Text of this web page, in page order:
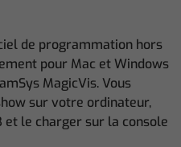
de programmation hors
pour Mac et Windows
MagicVis. Vous
sur votre ordinateur,
et le charger sur la console